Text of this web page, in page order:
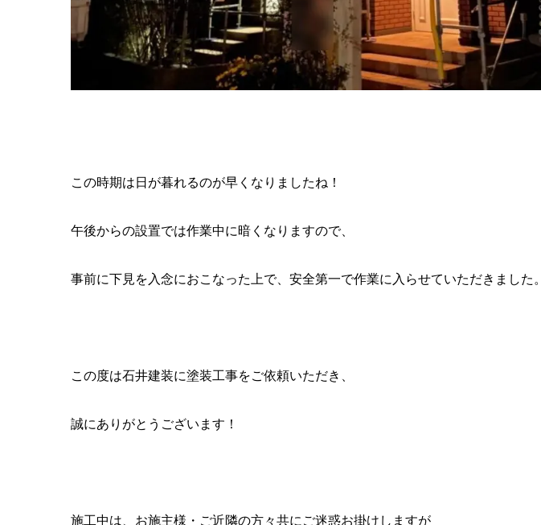
この時期は日が暮れるのが早くなりましたね！
午後からの設置では作業中に暗くなりますので、
事前に下見を入念におこなった上で、安全第一で作業に入らせていただきました。
この度は石井建装に塗装工事をご依頼いただき、
誠にありがとうございます！
施工中は、お施主様・ご近隣の方々共にご迷惑お掛けしますが